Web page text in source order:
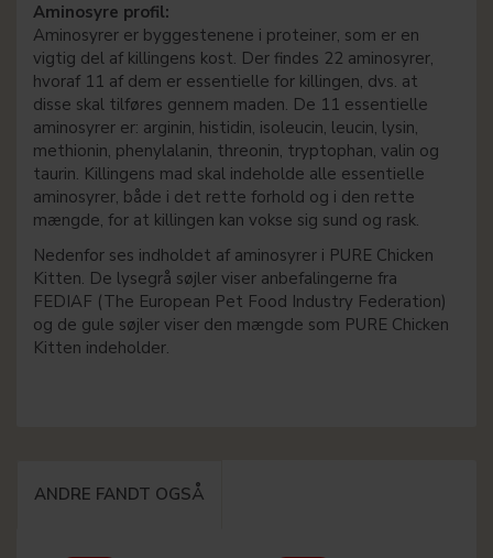
Aminosyre profil:
Aminosyrer er byggestenene i proteiner, som er en
vigtig del af killingens kost. Der findes 22 aminosyrer,
hvoraf 11 af dem er essentielle for killingen, dvs. at
disse skal tilføres gennem maden. De 11 essentielle
aminosyrer er: arginin, histidin, isoleucin, leucin, lysin,
methionin, phenylalanin, threonin, tryptophan, valin og
taurin. Killingens mad skal indeholde alle essentielle
aminosyrer, både i det rette forhold og i den rette
mængde, for at killingen kan vokse sig sund og rask.
Nedenfor ses indholdet af aminosyrer i PURE Chicken
Kitten. De lysegrå søjler viser anbefalingerne fra
FEDIAF (The European Pet Food Industry Federation)
og de gule søjler viser den mængde som PURE Chicken
Kitten indeholder.
ANDRE FANDT OGSÅ